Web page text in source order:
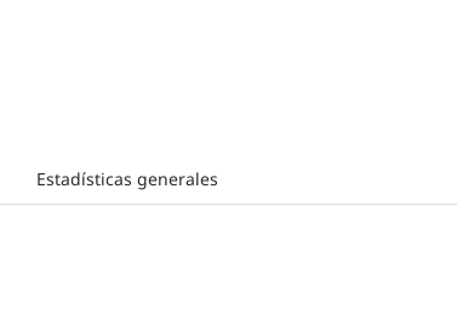
Estadísticas generales